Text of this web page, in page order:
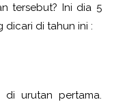
tersebut? Ini dia 5
di tahun ini :
di urutan pertama.